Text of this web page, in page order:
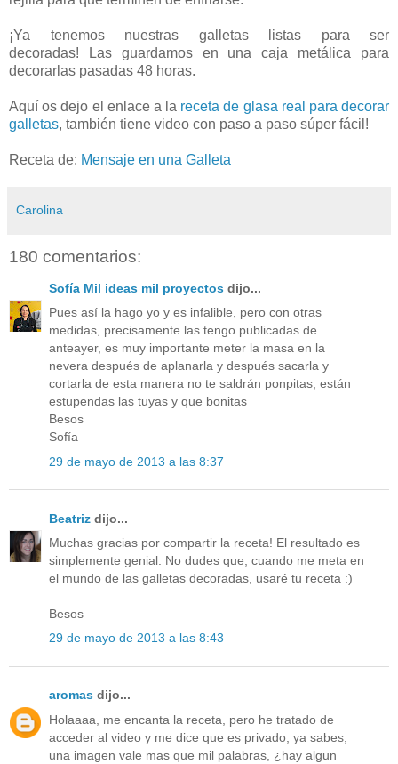
¡Ya tenemos nuestras galletas listas para ser
decoradas! Las guardamos en una caja metálica para
decorarlas pasadas 48 horas.
Aquí os dejo el enlace a la receta de glasa real para decorar
galletas, también tiene video con paso a paso súper fácil!
Receta de: Mensaje en una Galleta
Carolina
180 comentarios:
Sofía Mil ideas mil proyectos dijo...
Pues así la hago yo y es infalible, pero con otras
medidas, precisamente las tengo publicadas de
anteayer, es muy importante meter la masa en la
nevera después de aplanarla y después sacarla y
cortarla de esta manera no te saldrán ponpitas, están
estupendas las tuyas y que bonitas
Besos
Sofía
29 de mayo de 2013 a las 8:37
Beatriz dijo...
Muchas gracias por compartir la receta! El resultado es
simplemente genial. No dudes que, cuando me meta en
el mundo de las galletas decoradas, usaré tu receta :)
Besos
29 de mayo de 2013 a las 8:43
aromas dijo...
Holaaaa, me encanta la receta, pero he tratado de
acceder al video y me dice que es privado, ya sabes,
una imagen vale mas que mil palabras, ¿hay algun